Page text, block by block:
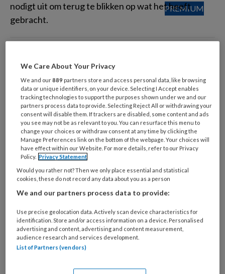
nodigt uit om terug te blikken op wat het heeft
gebracht.
Journaal Journaals zijn korte
berichten over onderzoeken of andere actuele
zaken die interessant zijn voor
praktijkverpleegkundigen/-ondersteuners.
Obstipatiespreekuur in de
verstandelijk
gehandicaptenzorg
Obstipatie is een hinderlijk probleem waar veel
We Care About Your Privacy
We and our889 partners store and access personal data, like browsing
data or unique identifiers, on your device. Selecting I Accept enables
tracking technologies to support the purposes shown under we and our
partners process data to provide. Selecting Reject All or withdrawing your
consent will disable them. If trackers are disabled, some content and ads
you see may not be as relevant to you. You can resurface this menu to
change your choices or withdraw consent at any time by clicking the
Manage Preferences link on the bottom of the webpage. Your choices will
have effect within our Website. For more details, refer to our Privacy
Policy. Privacy Statement
Would you rather not? Then we only place essential and statistical
cookies, these do not record any data about you as a person
We and our partners process data to provide:
Use precise geolocation data. Actively scan device characteristics for
identification. Store and/or access information on a device. Personalised
advertising and content, advertising and content measurement,
audience research and services development.
List of Partners (vendors)